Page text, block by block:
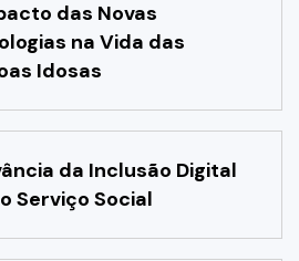
das Novas
na Vida das
Idosas
da Inclusão Digital
Serviço Social